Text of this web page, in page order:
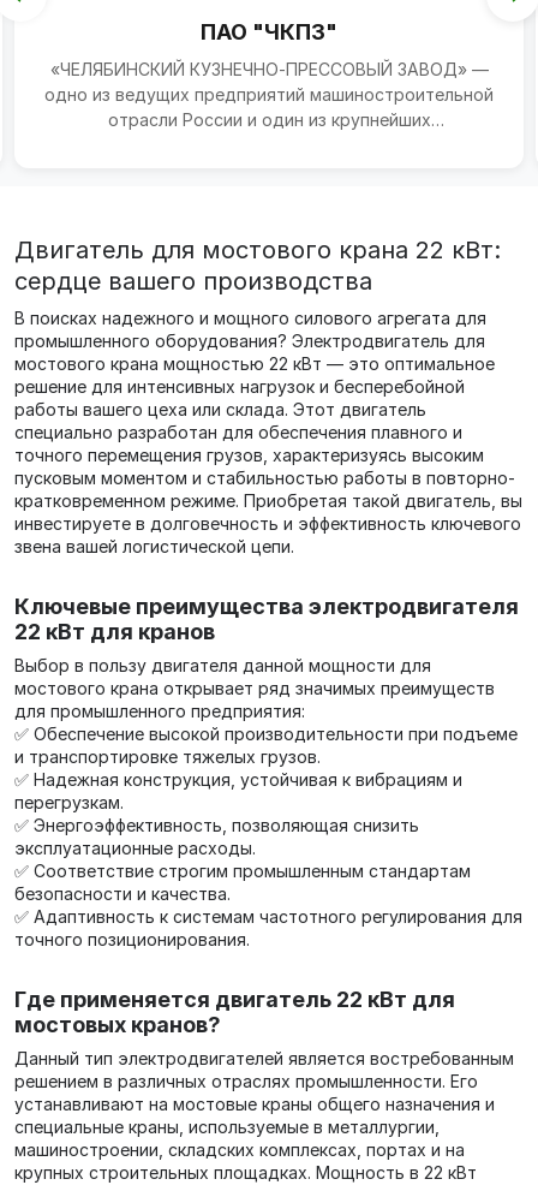
ПАО "ЧКПЗ"
«ЧЕЛЯБИНСКИЙ КУЗНЕЧНО‑ПРЕССОВЫЙ ЗАВОД» —
одно из ведущих предприятий машиностроительной
отрасли России и один из крупнейших
Двигатель для мостового крана 22 кВт:
сердце вашего производства
В поисках надежного и мощного силового агрегата для
промышленного оборудования? Электродвигатель для
мостового крана мощностью 22 кВт — это оптимальное
решение для интенсивных нагрузок и бесперебойной
работы вашего цеха или склада. Этот двигатель
специально разработан для обеспечения плавного и
точного перемещения грузов, характеризуясь высоким
пусковым моментом и стабильностью работы в повторно-
кратковременном режиме. Приобретая такой двигатель, вы
инвестируете в долговечность и эффективность ключевого
звена вашей логистической цепи.
Ключевые преимущества электродвигателя
22 кВт для кранов
Выбор в пользу двигателя данной мощности для
мостового крана открывает ряд значимых преимуществ
для промышленного предприятия:
✅ Обеспечение высокой производительности при подъеме
и транспортировке тяжелых грузов.
✅ Надежная конструкция, устойчивая к вибрациям и
перегрузкам.
✅ Энергоэффективность, позволяющая снизить
эксплуатационные расходы.
✅ Соответствие строгим промышленным стандартам
безопасности и качества.
✅ Адаптивность к системам частотного регулирования для
точного позиционирования.
Где применяется двигатель 22 кВт для
мостовых кранов?
Данный тип электродвигателей является востребованным
решением в различных отраслях промышленности. Его
устанавливают на мостовые краны общего назначения и
специальные краны, используемые в металлургии,
машиностроении, складских комплексах, портах и на
крупных строительных площадках. Мощность в 22 кВт